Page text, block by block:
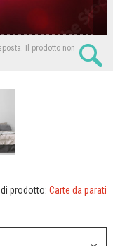
Il prodotto non
prodotto: Carte da parati